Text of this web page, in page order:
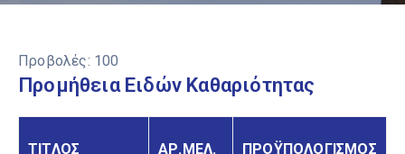
Προβολές: 100
Προμήθεια Ειδών Καθαριότητας
ΤΙΤΛΟΣ ΑΡ.ΜΕΛ. ΠΡΟΫΠΟΛΟΓΙΣΜΟΣ